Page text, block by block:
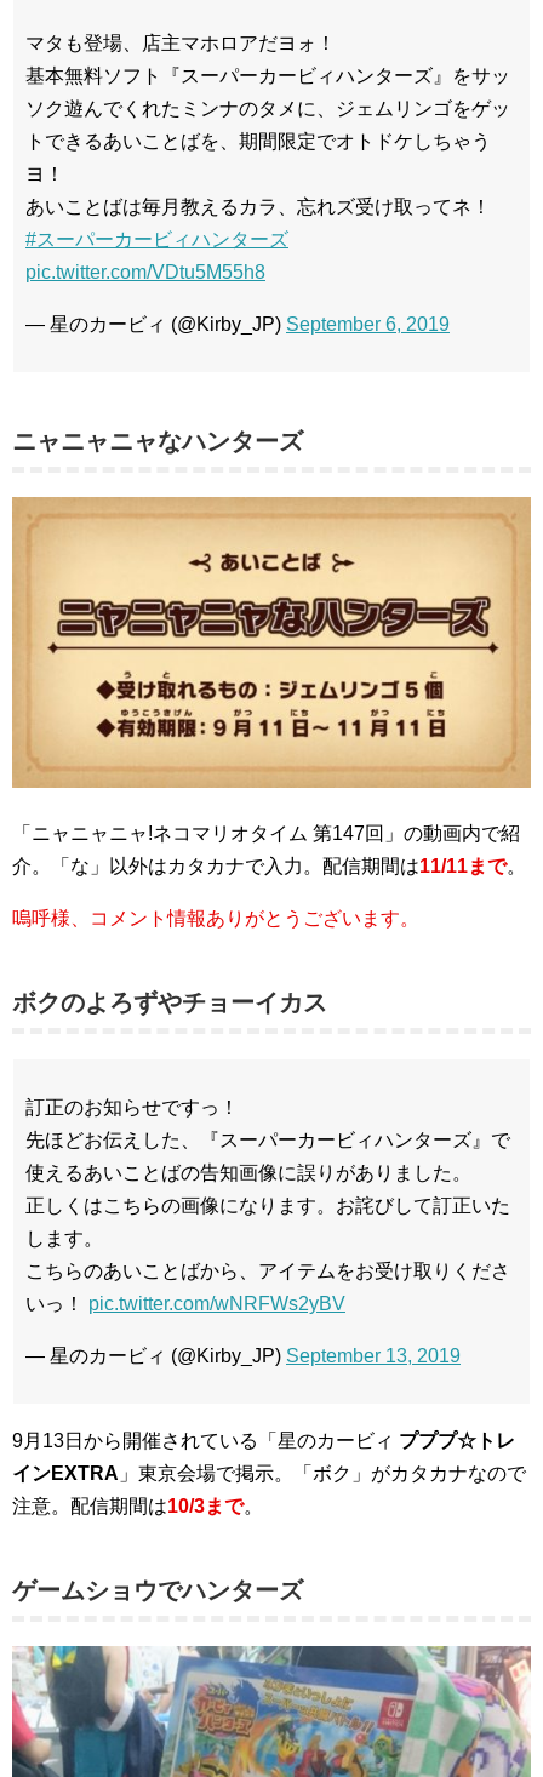
マタも登場、店主マホロアだヨォ！
基本無料ソフト『スーパーカービィハンターズ』をサッ
ソク遊んでくれたミンナのタメに、ジェムリンゴをゲッ
トできるあいことばを、期間限定でオトドケしちゃう
ヨ！
あいことばは毎月教えるカラ、忘れズ受け取ってネ！
#スーパーカービィハンターズ
pic.twitter.com/VDtu5M55h8
— 星のカービィ (@Kirby_JP) September 6, 2019
ニャニャニャなハンターズ
「ニャニャニャ!ネコマリオタイム 第147回」の動画内で紹
介。「な」以外はカタカナで入力。配信期間は11/11まで。
嗚呼様、コメント情報ありがとうございます。
ボクのよろずやチョーイカス
訂正のお知らせですっ！
先ほどお伝えした、『スーパーカービィハンターズ』で
使えるあいことばの告知画像に誤りがありました。
正しくはこちらの画像になります。お詫びして訂正いた
します。
こちらのあいことばから、アイテムをお受け取りくださ
いっ！ pic.twitter.com/wNRFWs2yBV
— 星のカービィ (@Kirby_JP) September 13, 2019
9月13日から開催されている「星のカービィ プププ☆トレ
インEXTRA 」東京会場で掲示。「ボク」がカタカナなので
注意。配信期間は10/3まで。
ゲームショウでハンターズ